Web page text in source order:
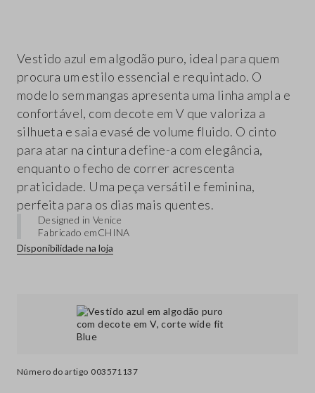
Número do artigo 003571137
Vestido azul em algodão puro, ideal para quem
procura um estilo essencial e requintado. O
modelo sem mangas apresenta uma linha ampla e
confortável, com decote em V que valoriza a
silhueta e saia evasé de volume fluido. O cinto
para atar na cintura define-a com elegância,
enquanto o fecho de correr acrescenta
praticidade. Uma peça versátil e feminina,
perfeita para os dias mais quentes.
Designed in Venice
Fabricado emCHINA
Disponibilidade na loja